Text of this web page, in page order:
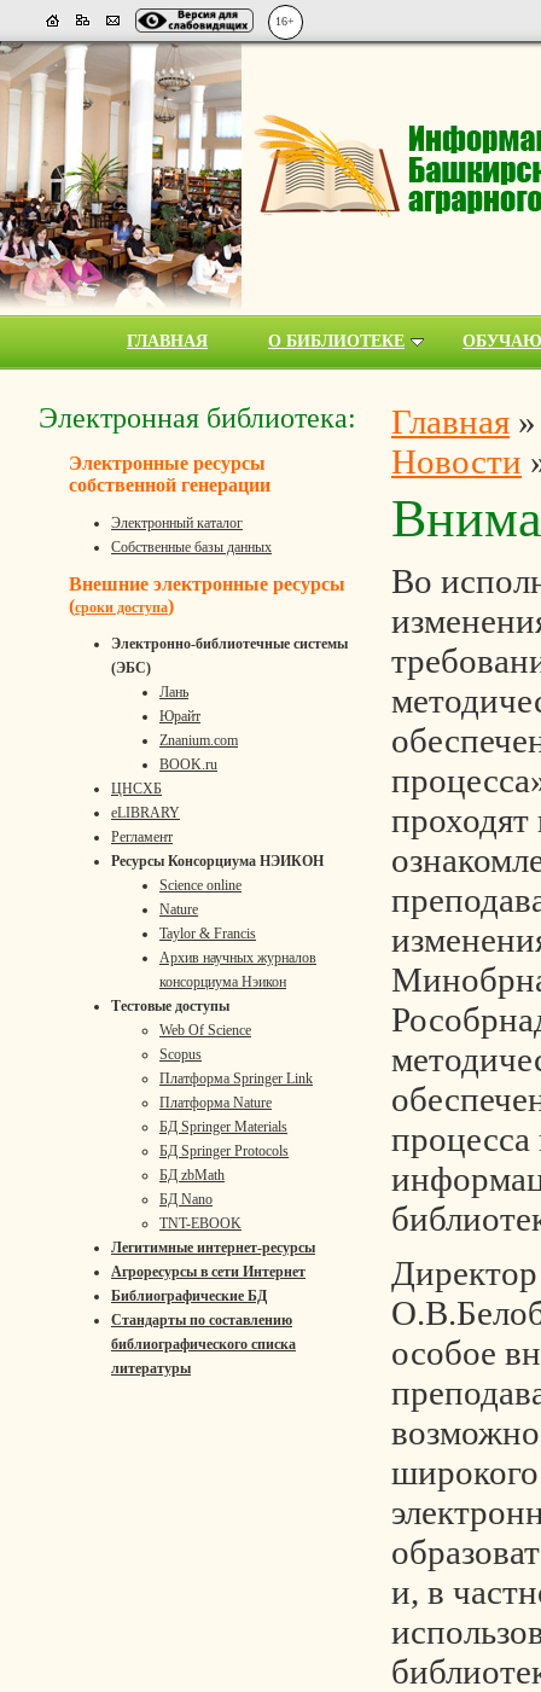
16+
ГЛАВНАЯ О БИБЛИОТЕКЕ
Электронная библиотека:
Электронные ресурсы
собственной генерации
Электронный каталог
Собственные базы данных
Внешние электронные ресурсы
(сроки доступа)
Электронно-библиотечные системы
(ЭБС)
Лань
Юрайт
Znanium.com
BOOK.ru
ЦНСХБ
eLIBRARY
Регламент
Ресурсы Консорциума НЭИКОН
Science online
Nature
Taylor & Francis
Архив научных журналов
консорциума Нэикон
Тестовые доступы
Web Of Science
Scopus
Платформа Springer Link
Платформа Nature
БД Springer Materials
БД Springer Protocols
БД zbMath
БД Nano
TNT-EBOOK
Легитимные интернет-ресурсы
Агроресурсы в сети Интернет
Библиографические БД
Стандарты по составлению
библиографического списка
литературы
Главная
Новости
Во
проходят
особое
и, в